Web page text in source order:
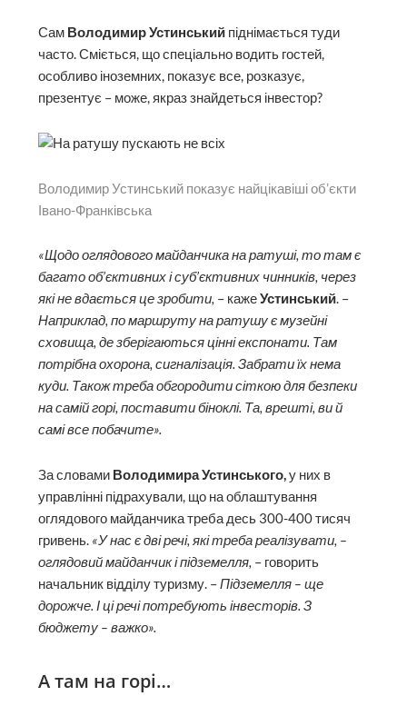
Сам Володимир Устинський піднімається туди
часто. Сміється, що спеціально водить гостей,
особливо іноземних, показує все, розказує,
презентує – може, якраз знайдеться інвестор?
Володимир Устинський показує найцікавіші об’єкти
Івано-Франківська
«Щодо оглядового майданчика на ратуші, то там є
багато об’єктивних і суб’єктивних чинників, через
які не вдається це зробити, – кажеУстинський. –
Наприклад, по маршруту на ратушу є музейні
сховища, де зберігаються цінні експонати. Там
потрібна охорона, сигналізація. Забрати їх нема
куди. Також треба обгородити сіткою для безпеки
на самій горі, поставити біноклі. Та, врешті, ви й
самі все побачите».
За словами Володимира Устинського,у них в
управлінні підрахували, що на облаштування
оглядового майданчика треба десь 300-400 тисяч
гривень. «У нас є дві речі, які треба реалізувати, –
оглядовий майданчик і підземелля, – говорить
начальник відділу туризму. –Підземелля – ще
дорожче. І ці речі потребують інвесторів. З
бюджету – важко».
А там на горі…